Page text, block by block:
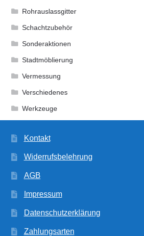
Rohrauslassgitter
Schachtzubehör
Sonderaktionen
Stadtmöblierung
Vermessung
Verschiedenes
Werkzeuge
Kontakt
Widerrufsbelehrung
AGB
Impressum
Datenschutzerklärung
Zahlungsarten